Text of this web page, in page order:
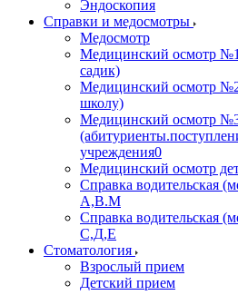
Эндоскопия
Справки и медосмотры
Медосмотр
Медицинский осмотр
садик)
Медицинский осмотр
школу)
Медицинский осмотр
учреждения0
Медицинский осмотр
Справка водительская
А,В.М
Справка водительская
С,Д,Е
Стоматология
Взрослый прием
Детский прием